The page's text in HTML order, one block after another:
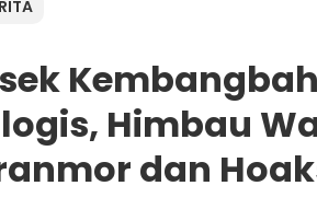
Himbau
dan